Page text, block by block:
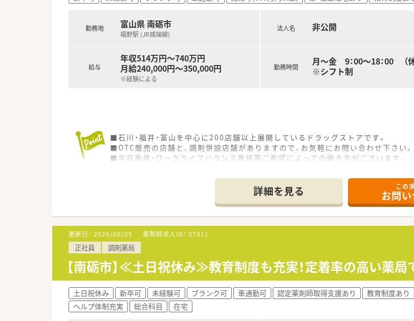
勤務地 富山県 南砺市
福野駅 (JR城端線)
給与
年収514万円～740万円
月給240,000円～350,000円
※経験による
法人名 非公開
勤務時間
月～金 9：00～18：00 （
※シフト制
■石川・福井・富山を中心に200店舗以上展開しているドラッグストアです。
■OTC販売の店舗と、調剤併設店舗がありますので、お気軽にお問い合わせ下さい。
■年収重視・ワークライフバランス重視等ご希望によっての働き方がございます。
詳細を見る この
お問
更新日： 2026/06/25 薬剤師求人ID： 37311
正社員 調剤薬局
【南砺市】≪土日祝休み≫教育制度も充実！定着率の高い薬局
土日祝休み 新卒可 未経験可 ブランク可 車通勤可 認定薬剤師取得支援あり 教育制度あり
ヘルプ体制充実
総合科目 在宅